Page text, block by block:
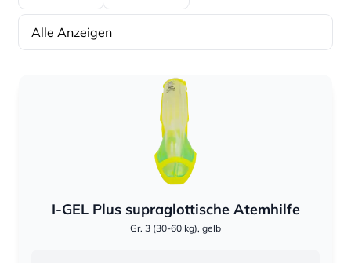
Alle Anzeigen
I-GEL Plus supraglottische Atemhilfe
Gr. 3 (30-60 kg), gelb